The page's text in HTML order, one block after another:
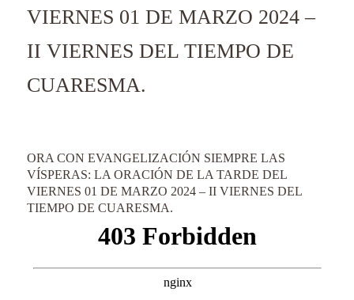
VIERNES 01 DE MARZO 2024 –
II VIERNES DEL TIEMPO DE
CUARESMA.
ORA CON EVANGELIZACIÓN SIEMPRE LAS
VÍSPERAS: LA ORACIÓN DE LA TARDE DEL
VIERNES 01 DE MARZO 2024 – II VIERNES DEL
TIEMPO DE CUARESMA.